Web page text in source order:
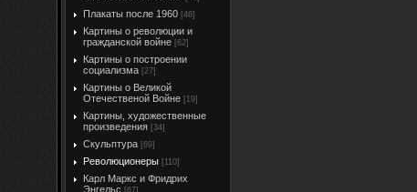
Плакаты после 1960 [46]
Картины о революции и
гражданской войне [62]
Картины о построении
социализма [27]
Картины о Великой
Отечественой Войне [19]
Картины, художественные
произведения [34]
Скульптура [69]
Революционеры [110]
Карл Маркс и Фридрих
Энгельс [67]